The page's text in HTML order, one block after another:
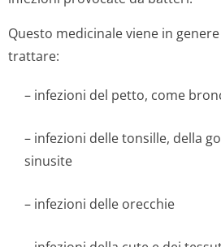
Questo medicinale viene in
trattare:
– infezioni del petto, come
– infezioni delle tonsille, della
sinusite
– infezioni delle orecchie